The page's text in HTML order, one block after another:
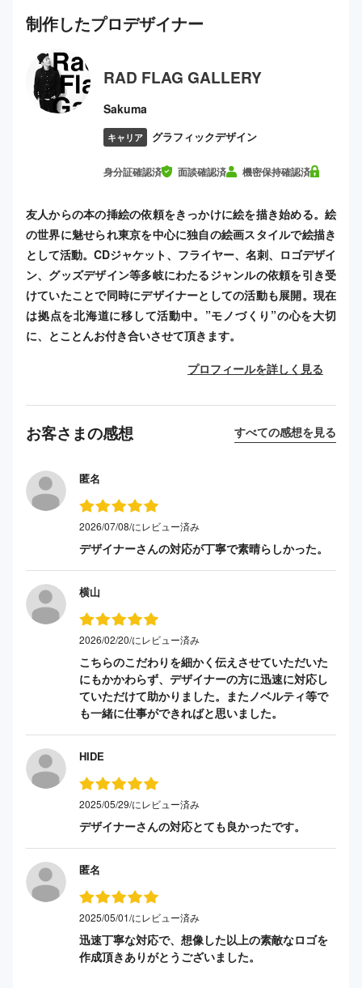
制作したプロデザイナー
RAD FLAG GALLERY
Sakuma
キャリア グラフィックデザイン
身分証確認済 面談確認済 機密保持確認済
友人からの本の挿絵の依頼をきっかけに絵を描き始める。絵
の世界に魅せられ東京を中心に独自の絵画スタイルで絵描き
として活動。CDジャケット、フライヤー、名刺、ロゴデザイ
ン、グッズデザイン等多岐にわたるジャンルの依頼を引き受
けていたことで同時にデザイナーとしての活動も展開。現在
は拠点を北海道に移して活動中。”モノづくり”の心を大切
に、とことんお付き合いさせて頂きます。
プロフィールを詳しく見る
お客さまの感想 すべての感想を見る
匿名
2026/07/08/にレビュー済み
デザイナーさんの対応が丁寧で素晴らしかった。
横山
2026/02/20/にレビュー済み
こちらのこだわりを細かく伝えさせていただいた
にもかかわらず、デザイナーの方に迅速に対応し
ていただけて助かりました。またノベルティ等で
も一緒に仕事ができればと思いました。
HIDE
2025/05/29/にレビュー済み
デザイナーさんの対応とても良かったです。
匿名
2025/05/01/にレビュー済み
迅速丁寧な対応で、想像した以上の素敵なロゴを
作成頂きありがとうございました。